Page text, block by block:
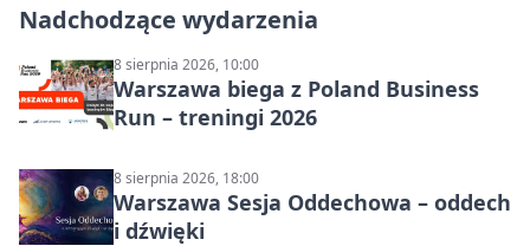
Nadchodzące wydarzenia
8 sierpnia 2026, 10:00
Warszawa biega z Poland Business
Run – treningi 2026
8 sierpnia 2026, 18:00
Warszawa Sesja Oddechowa – oddech
i dźwięki